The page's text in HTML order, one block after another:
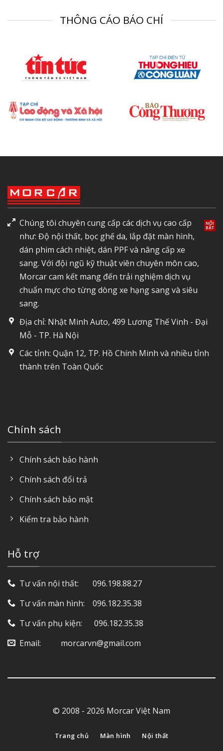
THÔNG CÁO BÁO CHÍ
Chúng tôi chuyên cung cấp các dịch vụ cao cấp
như: Độ nội thất, bọc ghế da, lắp đặt màn hình,
dán phim cách nhiệt, dán PPF và nâng cấp xe
sang. Với đội ngũ kỹ thuật viên chuyên môn cao,
Morcar cam kết mang đến trải nghiệm dịch vụ
chuẩn mực cho từng dòng xe hạng sang và siêu
sang.
Địa chỉ: Nhật Minh Auto, 499 Lương Thế Vinh - Đại
Mỗ - TP. Hà Nội
Các tỉnh: Quận 12, TP. Hồ Chính Minh và nhiều tỉnh
thành trên Toàn Quốc
Chính sách
Chính sách bảo hành
Chính sách đổi trả
Chính sách bảo mật
Kiểm tra bảo hành
Hỗ trợ
Tư vấn nội thất: ‎ ‎ ‎ ‎ ‎ ‎ 096.198.88.27
Tư vấn màn hình: ‎ ‎ ‎ 096.182.35.38
Tư vấn phụ kiện: ‎ ‎ ‎ ‎‎ ‎ 096.182.35.38
Email: ‎ ‎ ‎ ‎ ‎ ‎ ‎ ‎ ‎ morcarvn@gmail.com
© 2008 - 2026 Morcar Việt Nam
Trang chủ Màn hình Nội thất